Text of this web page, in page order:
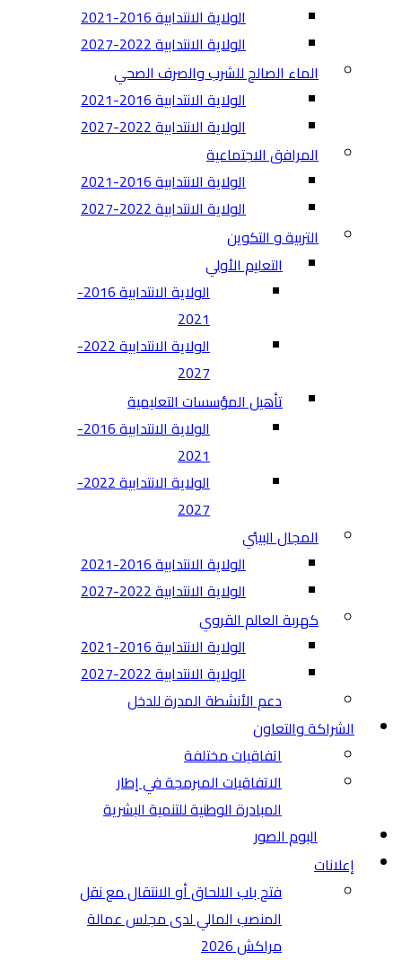
الولاية الانتدابية 2016-2021
الولاية الانتدابية 2022-2027
الماء الصالح للشرب والصرف الصحي
الولاية الانتدابية 2016-2021
الولاية الانتدابية 2022-2027
المرافق الاجتماعية
الولاية الانتدابية 2016-2021
الولاية الانتدابية 2022-2027
التربية و التكوين
التعليم الأولي
الولاية الانتدابية 2016-
2021
الولاية الانتدابية 2022-
2027
تأهيل المؤسسات التعليمية
الولاية الانتدابية 2016-
2021
الولاية الانتدابية 2022-
2027
المجال البيئي
الولاية الانتدابية 2016-2021
الولاية الانتدابية 2022-2027
كهربة العالم القروي
الولاية الانتدابية 2016-2021
الولاية الانتدابية 2022-2027
دعم الأنشطة المدرة للدخل
الشراكة والتعاون
اتفاقيات مختلفة​
الاتفاقيات المبرمجة في إطار
المبادرة الوطنية للتنمية البشرية
البوم الصور
إعلانات
فتح باب الالحاق أو الانتقال مع نقل
المنصب المالي لدى مجلس عمالة
مراكش 2026